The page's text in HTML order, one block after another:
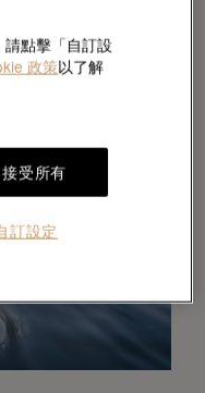
點擊「自訂設
政策以了解
接受所有
訂設定